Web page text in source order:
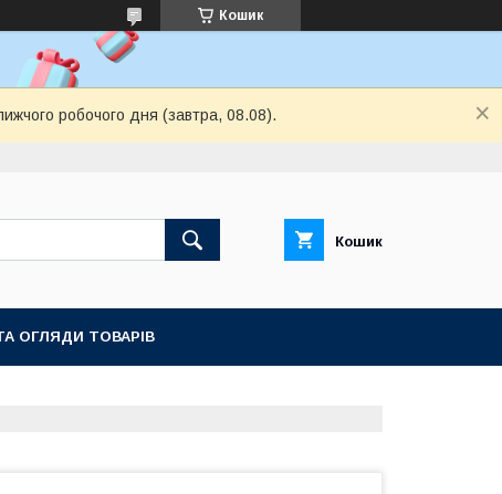
Кошик
робочого дня (завтра, 08.08).
Кошик
ОГЛЯДИ ТОВАРІВ